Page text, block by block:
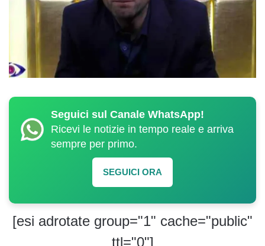
Seguici sul Canale WhatsApp!
Ricevi le notizie in tempo reale e arriva
sempre per primo.
SEGUICI ORA
[esi adrotate group="1" cache="public"
ttl="0"]